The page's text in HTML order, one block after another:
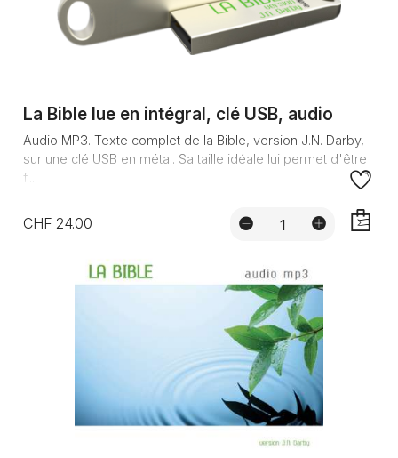
La Bible lue en intégral, clé USB, audio
Audio MP3. Texte complet de la Bible, version J.N. Darby,
sur une clé USB en métal. Sa taille idéale lui permet d'être
f...
CHF 24.00